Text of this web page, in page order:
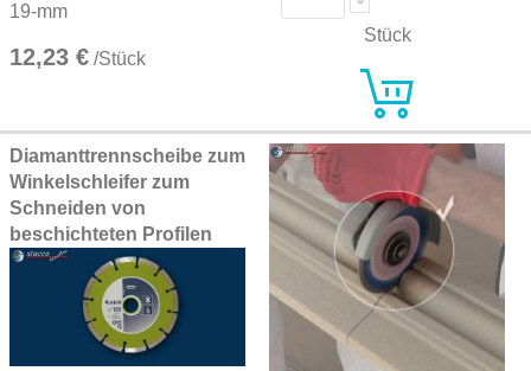
19-mm
12,23 € /Stück
Stück
Diamanttrennscheibe zum
Winkelschleifer zum
Schneiden von
beschichteten Profilen